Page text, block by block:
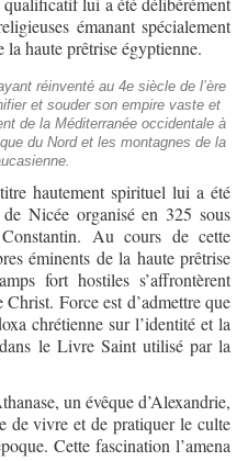
émanant spécialement
la haute prêtrise égyptienne.
réinventé au 4e siècle de l’ère
et souder son empire vaste et
de la Méditerranée occidentale à
du Nord et les montagnes de la
hautement spirituel lui a été
Nicée organisé en 325 sous
Au cours de cette
éminents de la haute prêtrise
fort hostiles s’affrontèrent
Force est d’admettre que
chrétienne sur l’identité et la
le Livre Saint utilisé par la
un évêque d’Alexandrie,
de vivre et de pratiquer le culte
Cette fascination l’amena